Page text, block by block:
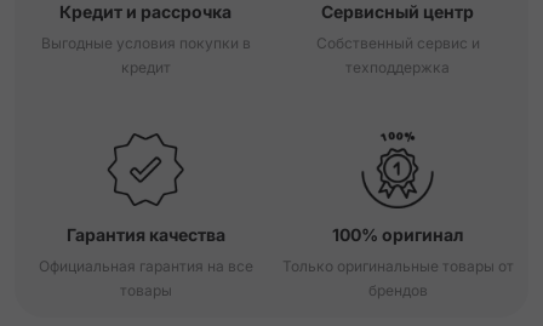
Кредит и рассрочка
Выгодные условия покупки в
кредит
Сервисный центр
Собственный сервис и
техподдержка
Гарантия качества
Официальная гарантия на все
товары
100% оригинал
Только оригинальные товары от
брендов